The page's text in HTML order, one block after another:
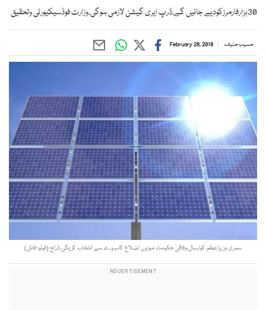
30ہزارفارمرزکودیے جائیں گے،ڈرپ ایری گیشن لازمی ہوگی،وزارت فوڈسیکیورٹی وتحقیق
حسیب حنیف February 28, 2018
سمری وزیراعظم کوارسال،وفاقی حکومت موزوں اضلاع کاسروے سے انتخاب کریگی،ذرائع (فوٹو: فائل)